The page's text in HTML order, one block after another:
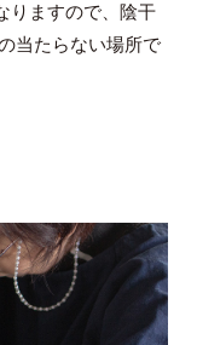
りますので、陰干
当たらない場所で